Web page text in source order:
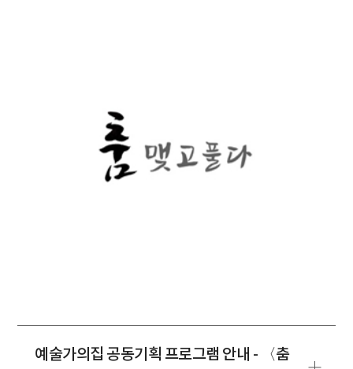
예술가의집 공동기획 프로그램 안내 - 〈춤